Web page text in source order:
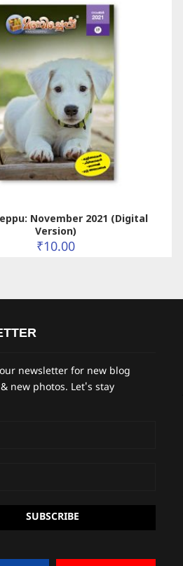
November 2021 (Digital
Version)
₹10.00
newsletter for new blog
new photos. Let's stay